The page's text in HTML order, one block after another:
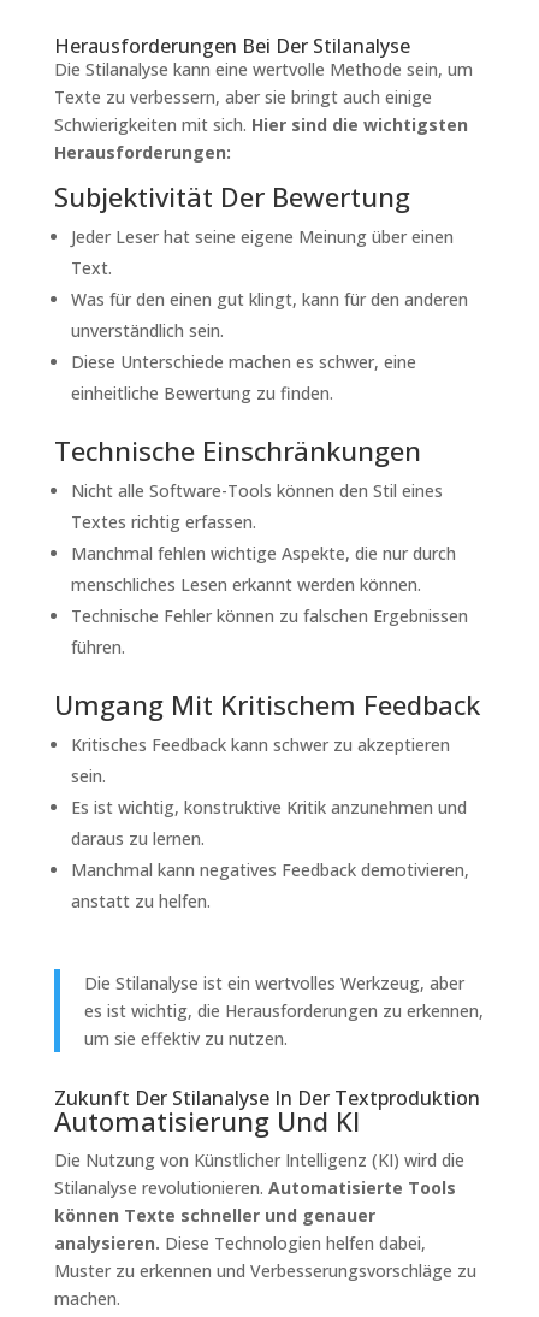
Herausforderungen Bei Der Stilanalyse
Die Stilanalyse kann eine wertvolle Methode sein, um
Texte zu verbessern, aber sie bringt auch einige
Schwierigkeiten mit sich. Hier sind die wichtigsten
Herausforderungen:
Subjektivität Der Bewertung
Jeder Leser hat seine eigene Meinung über einen
Text.
Was für den einen gut klingt, kann für den anderen
unverständlich sein.
Diese Unterschiede machen es schwer, eine
einheitliche Bewertung zu finden.
Technische Einschränkungen
Nicht alle Software-Tools können den Stil eines
Textes richtig erfassen.
Manchmal fehlen wichtige Aspekte, die nur durch
menschliches Lesen erkannt werden können.
Technische Fehler können zu falschen Ergebnissen
führen.
Umgang Mit Kritischem Feedback
Kritisches Feedback kann schwer zu akzeptieren
sein.
Es ist wichtig, konstruktive Kritik anzunehmen und
daraus zu lernen.
Manchmal kann negatives Feedback demotivieren,
anstatt zu helfen.
Die Stilanalyse ist ein wertvolles Werkzeug, aber
es ist wichtig, die Herausforderungen zu erkennen,
um sie effektiv zu nutzen.
Zukunft Der Stilanalyse In Der Textproduktion
Automatisierung Und KI
Die Nutzung von Künstlicher Intelligenz (KI) wird die
Stilanalyse revolutionieren. Automatisierte Tools
können Texte schneller und genauer
analysieren. Diese Technologien helfen dabei,
Muster zu erkennen und Verbesserungsvorschläge zu
machen.